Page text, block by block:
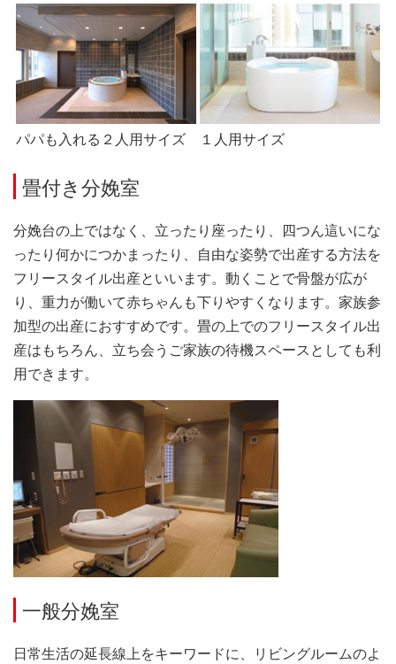
パパも入れる２人用サイズ １人用サイズ
畳付き分娩室
分娩台の上ではなく、立ったり座ったり、四つん這いにな
ったり何かにつかまったり、自由な姿勢で出産する方法を
フリースタイル出産といいます。動くことで骨盤が広が
り、重力が働いて赤ちゃんも下りやすくなります。家族参
加型の出産におすすめです。畳の上でのフリースタイル出
産はもちろん、立ち会うご家族の待機スペースとしても利
用できます。
一般分娩室
日常生活の延長線上をキーワードに、リビングルームのよ